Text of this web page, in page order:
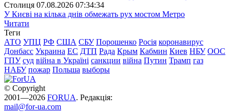
Столиця 07.08.2026 07:34:34
У Києві на кілька днів обмежать рух мостом Метро
Читати
Теги
АТО УПЦ РФ США СБУ Порошенко Росія коронавирус
Донбасс Украина ЕС ДТП Рада Крым Кабмин Киев НБУ ООС
ГПУ суд війна в Україні санкции війна Путин Трамп газ
НАБУ пожар Польша выборы
© Copyright
2001—2026 FORUA. Редакція:
mail@for-ua.com